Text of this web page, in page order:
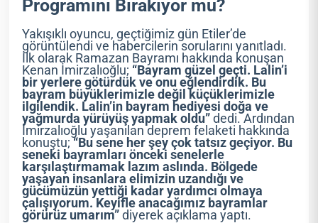
Programını Bırakıyor mu?
Yakışıklı oyuncu, geçtiğimiz gün Etiler’de
görüntülendi ve habercilerin sorularını yanıtladı.
İlk olarak Ramazan Bayramı hakkında konuşan
Kenan İmirzalıoğlu; “Bayram güzel geçti. Lalin’i
bir yerlere götürdük ve onu eğlendirdik. Bu
bayram büyüklerimizle değil küçüklerimizle
ilgilendik. Lalin’in bayram hediyesi doğa ve
yağmurda yürüyüş yapmak oldu”dedi. Ardından
İmirzalıoğlu yaşanılan deprem felaketi hakkında
konuştu;“Bu sene her şey çok tatsız geçiyor. Bu
seneki bayramları önceki senelerle
karşılaştırmamak lazım aslında. Bölgede
yaşayan insanlara elimizin uzandığı ve
gücümüzün yettiği kadar yardımcı olmaya
çalışıyorum. Keyifle anacağımız bayramlar
görürüz umarım” diyerek açıklama yaptı.